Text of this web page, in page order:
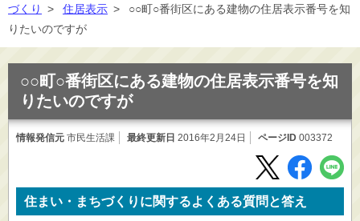
事業者向け
施設一覧
×閉じる
づくり
> 住居表示 >
○○町○番街区にある建物の住居表示番号を知
りたいのですが
○○町○番街区にある建物の住居表示番号を知
りたいのですが
情報発信元 市民生活課 最終更新日 2016年2月24日 ページID 003372
住まい・まちづくりに関するよくある質問と答え